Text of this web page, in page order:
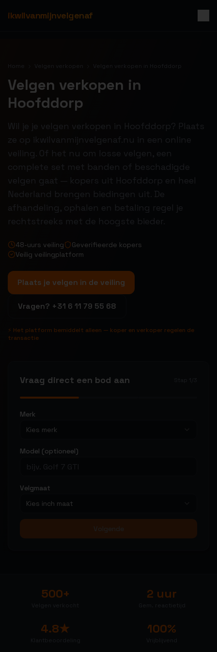
ikwilvanmijnvelgenaf
Home Velgen verkopen Velgen verkopen in Hoofddorp
Velgen verkopen in
Hoofddorp
Wil je je velgen verkopen in Hoofddorp? Plaats
ze op ikwilvanmijnvelgenaf.nu in een online
veiling. Of het nu om losse velgen, een
complete set met banden of beschadigde
velgen gaat — kopers uit Hoofddorp en heel
Nederland brengen biedingen uit. De
afhandeling, ophalen en betaling regel je
rechtstreeks met de hoogste bieder.
48-uurs veiling
Geverifieerde kopers
Veilig veilingplatform
Plaats je velgen in de veiling
Vragen? +31 6 11 79 55 68
⚡ Het platform bemiddelt alleen — koper en verkoper regelen de
transactie
Vraag direct een bod aan
Merk
Kies merk
Model (optioneel)
Velgmaat
Kies inch maat
Volgende
500+ 2 uur
4.8★ 100%